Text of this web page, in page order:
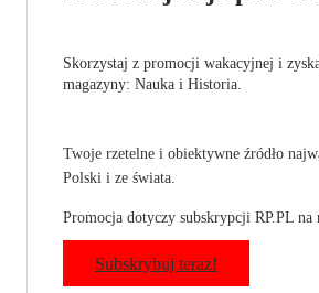
Skorzystaj z promocji wakacyjnej i
magazyny: Nauka i Historia.
Twoje rzetelne i obiektywne źródło
Polski i ze świata.
Promocja dotyczy subskrypcji RP.PL na
Subskrybuj teraz!